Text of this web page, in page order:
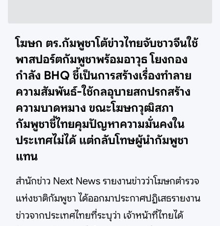
โฆษก ตร.กัมพูชาโต้ข่าวไทยจับชาวจีนใช้
พาสปอร์ตกัมพูชาพร้อมอาวุธ โยงกอง
กำลัง BHQ ชี้เป็นการสร้างเรื่องทำลาย
ความสัมพันธ์-ใช้กลอุบายสกปรกสร้าง
ความบาดหมาง ขณะโฆษกวุฒิสภา
กัมพูชาชี้ไทยคุมปัญหาความมั่นคงใน
ประเทศไม่ได้ แต่กลับโทษผู้นำกัมพูชา
แทน
สำนักข่าว Next News รายงานข่าวว่าโฆษกตำรวจ
แห่งชาติกัมพูชา ได้ออกมาประกาศปฏิเสธรายงาน
ข่าวจากประเทศไทยที่ระบุว่า เจ้าหน้าที่ไทยได้